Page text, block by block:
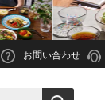
お問い合わせ